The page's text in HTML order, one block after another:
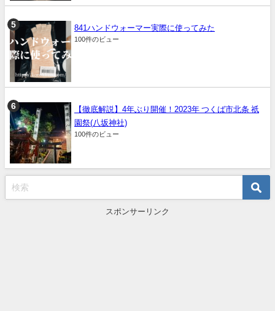
841ハンドウォーマー実際に使ってみた
100件のビュー
【徹底解説】4年ぶり開催！2023年 つくば市北条 祇
園祭(八坂神社)
100件のビュー
スポンサーリンク